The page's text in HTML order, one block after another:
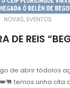
NOVAS EVENTOS
DE REIS
de abrir tódolos
temos unha cita